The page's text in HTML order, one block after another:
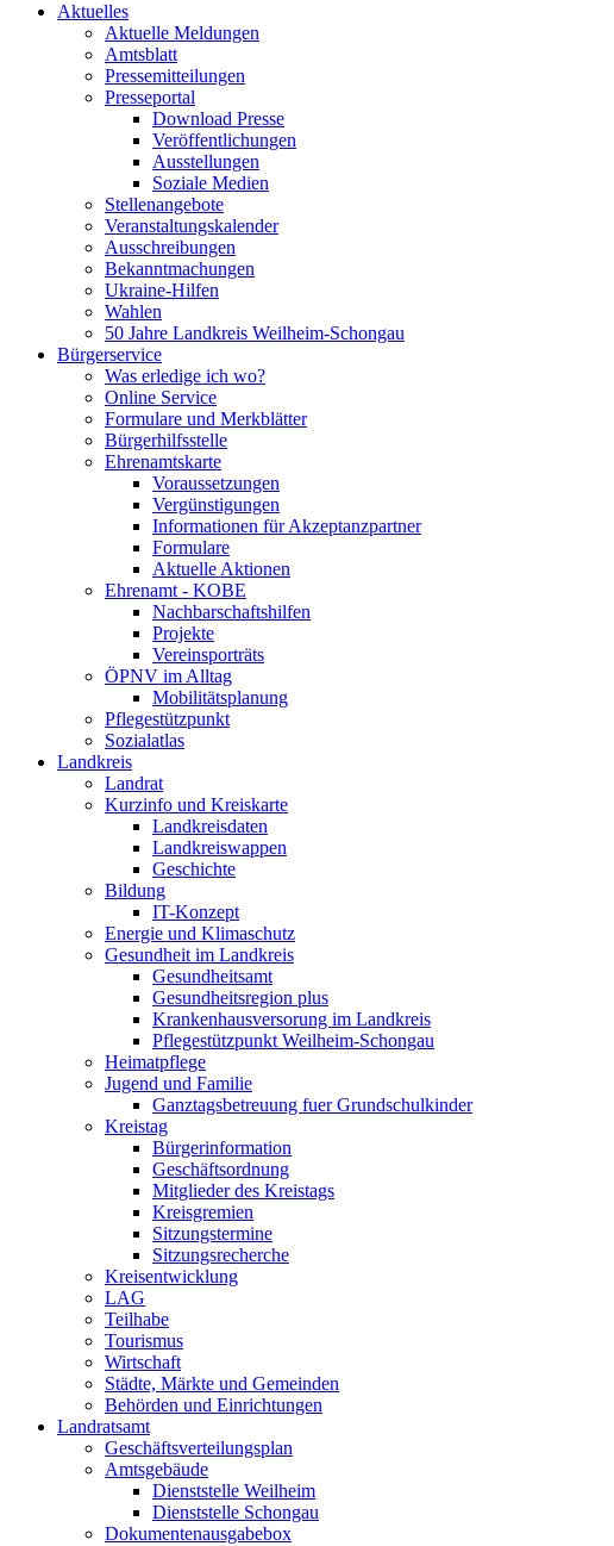
Aktuelles
Aktuelle Meldungen
Amtsblatt
Pressemitteilungen
Presseportal
Download Presse
Veröffentlichungen
Ausstellungen
Soziale Medien
Stellenangebote
Veranstaltungskalender
Ausschreibungen
Bekanntmachungen
Ukraine-Hilfen
Wahlen
50 Jahre Landkreis Weilheim-Schongau
Bürgerservice
Was erledige ich wo?
Online Service
Formulare und Merkblätter
Bürgerhilfsstelle
Ehrenamtskarte
Voraussetzungen
Vergünstigungen
Informationen für Akzeptanzpartner
Formulare
Aktuelle Aktionen
Ehrenamt - KOBE
Nachbarschaftshilfen
Projekte
Vereinsporträts
ÖPNV im Alltag
Mobilitätsplanung
Pflegestützpunkt
Sozialatlas
Landkreis
Landrat
Kurzinfo und Kreiskarte
Landkreisdaten
Landkreiswappen
Geschichte
Bildung
IT-Konzept
Energie und Klimaschutz
Gesundheit im Landkreis
Gesundheitsamt
Gesundheitsregion plus
Krankenhausversorung im Landkreis
Pflegestützpunkt Weilheim-Schongau
Heimatpflege
Jugend und Familie
Ganztagsbetreuung fuer Grundschulkinder
Kreistag
Bürgerinformation
Geschäftsordnung
Mitglieder des Kreistags
Kreisgremien
Sitzungstermine
Sitzungsrecherche
Kreisentwicklung
LAG
Teilhabe
Tourismus
Wirtschaft
Städte, Märkte und Gemeinden
Behörden und Einrichtungen
Landratsamt
Geschäftsverteilungsplan
Amtsgebäude
Dienststelle Weilheim
Dienststelle Schongau
Dokumentenausgabebox